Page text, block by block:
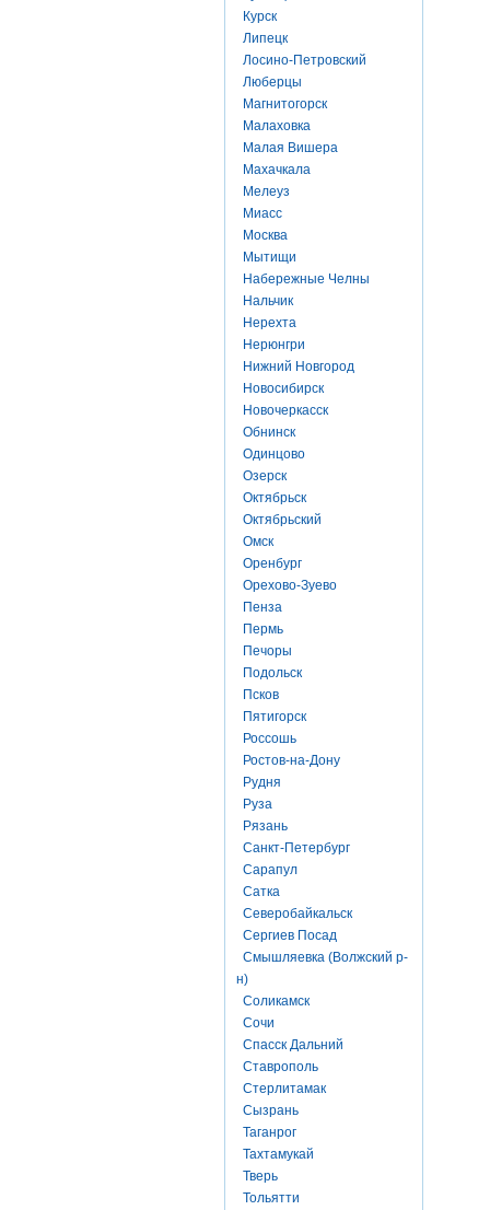
Курск
Липецк
Лосино-Петровский
Люберцы
Магнитогорск
Малаховка
Малая Вишера
Махачкала
Мелеуз
Миасс
Москва
Мытищи
Набережные Челны
Нальчик
Нерехта
Нерюнгри
Нижний Новгород
Новосибирск
Новочеркасск
Обнинск
Одинцово
Озерск
Октябрьск
Октябрьский
Омск
Оренбург
Орехово-Зуево
Пенза
Пермь
Печоры
Подольск
Псков
Пятигорск
Россошь
Ростов-на-Дону
Рудня
Руза
Рязань
Санкт-Петербург
Сарапул
Сатка
Северобайкальск
Сергиев Посад
Смышляевка (Волжский р-
н)
Соликамск
Сочи
Спасск Дальний
Ставрополь
Стерлитамак
Сызрань
Таганрог
Тахтамукай
Тверь
Тольятти